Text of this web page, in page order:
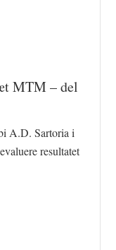
MTM – del
A.D. Sartoria i
resultatet